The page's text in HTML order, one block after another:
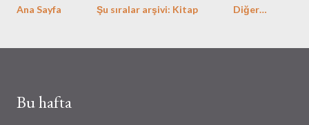
Ana Sayfa
Şu sıralar arşivi: Kitap Diğer…
Bu hafta